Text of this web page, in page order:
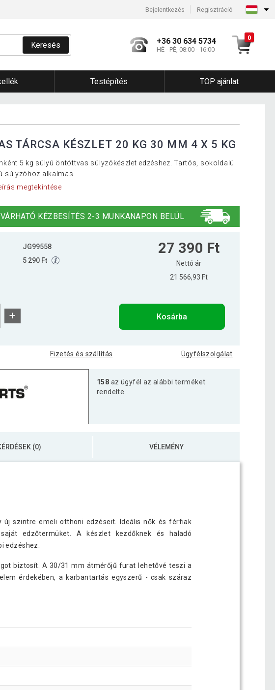
Bejelentkezés Regisztráció
Keresés +36 30 634 5734
HÉ - PÉ, 08:00 - 16:00
0
Testépítés TOP ajánlat
TÁRCSA KÉSZLET 20 KG 30 MM 4 X 5 KG
5 kg súlyú öntöttvas súlyzókészlet edzéshez. Tartós, sokoldalú
súlyzóhoz alkalmas.
megtekintése
VÁRHATÓ KÉZBESÍTÉS 2-3 MUNKANAPON BELÜL
JG99558
5 290 Ft
27 390 Ft
Nettó ár
21 566,93 Ft
+ Kosárba
Fizetés és szállítás Ügyfélszolgálat
158 az ügyfél az alábbi terméket
rendelte
(0) VÉLEMÉNY
új szintre emeli otthoni edzéseit. Ideális nők és férfiak
edzőtermüket. A készlet kezdőknek és haladó
edzéshez.
biztosít. A 30/31 mm átmérőjű furat lehetővé teszi a
érdekében, a karbantartás egyszerű - csak száraz